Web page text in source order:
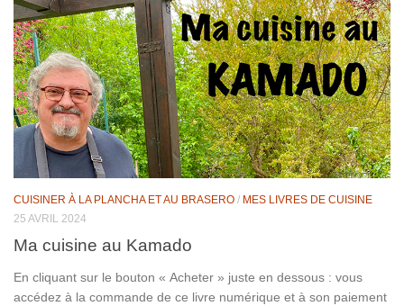
CUISINER À LA PLANCHA ET AU BRASERO / MES LIVRES DE CUISINE
25 AVRIL 2024
Ma cuisine au Kamado
En cliquant sur le bouton « Acheter » juste en dessous : vous
accédez à la commande de ce livre numérique et à son paiement